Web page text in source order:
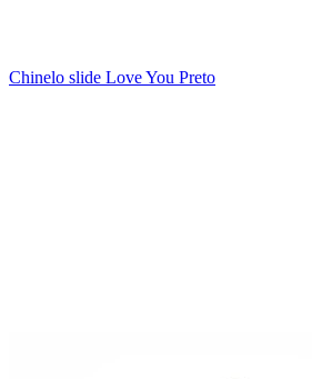
Chinelo slide Love You Preto